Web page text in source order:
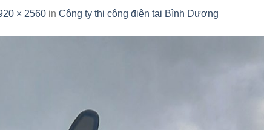
× 2560 in Công ty thi công điện tại Bình Dương